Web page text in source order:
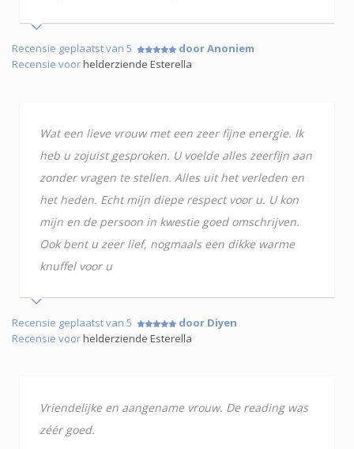
Recensie geplaatst van 5
door Anoniem
Recensie voorhelderziende Esterella
Wat een lieve vrouw met een zeer fijne energie. Ik
heb u zojuist gesproken. U voelde alles zeerfijn aan
zonder vragen te stellen. Alles uit het verleden en
het heden. Echt mijn diepe respect voor u. U kon
mijn en de persoon in kwestie goed omschrijven.
Ook bent u zeer lief, nogmaals een dikke warme
knuffel voor u
Recensie geplaatst van 5
door Diyen
Recensie voorhelderziende Esterella
Vriendelijke en aangename vrouw. De reading was
zéér goed.